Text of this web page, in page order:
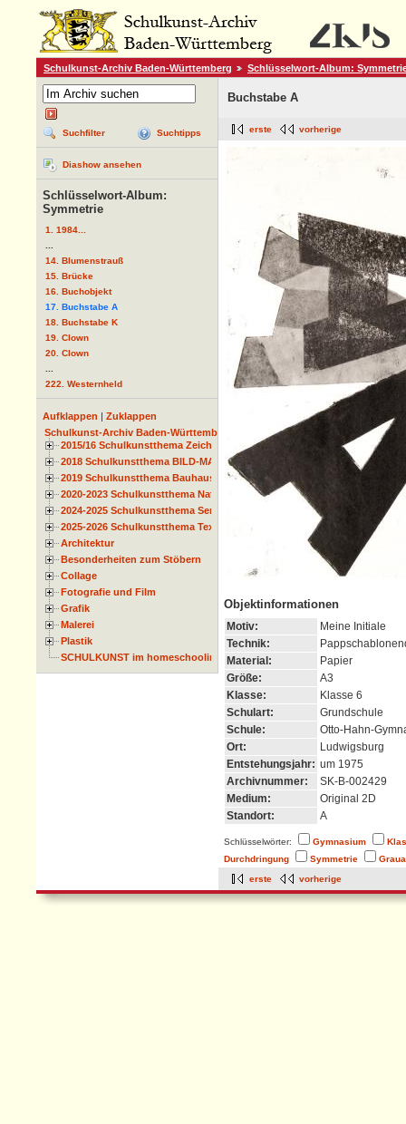
Schulkunst-Archiv Baden-Württemberg Schlüsselwort-Album:
Suchfilter Suchtipps
Diashow ansehen
Schlüsselwort-Album:
Symmetrie
1. 1984...
14. Blumenstrauß
15. Brücke
16. Buchobjekt
17. Buchstabe A
18. Buchstabe K
19. Clown
20. Clown
222. Westernheld
Aufklappen | Zuklappen
Schulkunst-Archiv Baden-Württemberg
2015/16 Schulkunstthema Zeichnen
2018 Schulkunstthema BILD-MATERIAL-OBJEKT
2019 Schulkunstthema Bauhaus
2020-2023 Schulkunstthema Natur und Zeit
2024-2025 Schulkunstthema Serie
2025-2026 Schulkunstthema Textil
Architektur
Besonderheiten zum Stöbern
Collage
Fotografie und Film
Grafik
Malerei
Plastik
SCHULKUNST im homeschooling
Buchstabe A
erste vorherige
Objektinformationen
Motiv:
Meine Initiale
Technik:
Material:
Papier
Größe:
A3
Klasse:
Klasse 6
Schulart:
Grundschule
Schule:
Otto-Hahn-
Ort:
Ludwigsburg
Entstehungsjahr: um 1975
Archivnummer:
SK-B-002429
Medium:
Original 2D
Standort:
A
Schlüsselwörter: Gymnasium
Durchdringung
Symmetrie
erste
vorherige